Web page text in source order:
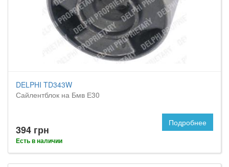
DELPHI TD343W
Сайлентблок на Бмв Е30
394 грн
Есть в наличии
Подробнее